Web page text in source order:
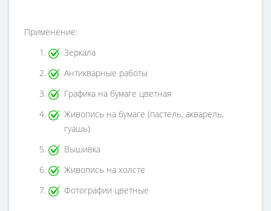
Применение:
Зеркала
Антикварные работы
Графика на бумаге цветная
Живопись на бумаге (пастель, акварель,
гуашь)
Вышивка
Живопись на холсте
Фотографии цветные